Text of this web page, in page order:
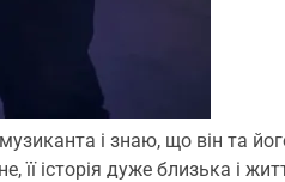
і знаю, що він та
історія дуже близька і